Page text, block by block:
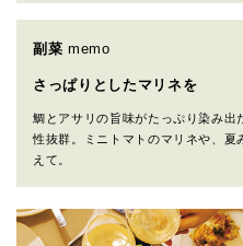
副菜 memo
さっぱりとしたマリネを
鯛とアサリの旨味がたっぷり染み出
性抜群。ミニトマトのマリネや、
えて。